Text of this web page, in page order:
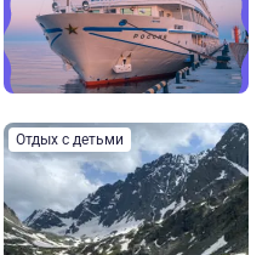
Отдых с детьми